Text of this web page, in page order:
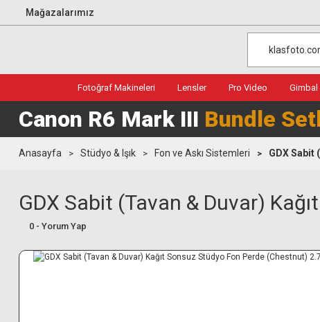
Mağazalarımız
Fotoğraf Makineleri Lensler Pro Video Gimbal
Canon R6 Mark III Bundle
Anasayfa Stüdyo & Işık Fon ve Askı Sistemleri GDX Sabit
GDX Sabit (Tavan & Duvar)
0 - Yorum Yap